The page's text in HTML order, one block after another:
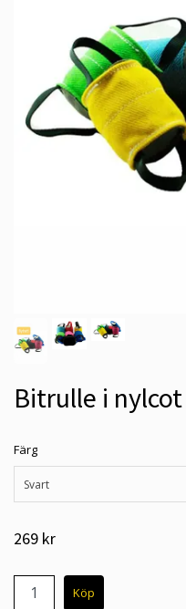
Bitrulle i nylcot
Färg
Svart
269 kr